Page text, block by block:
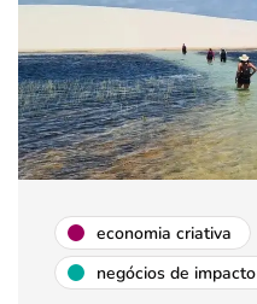
economia criativa
negócios de impacto